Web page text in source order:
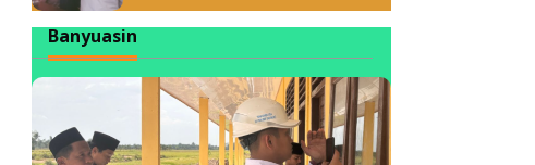
Banyuasin